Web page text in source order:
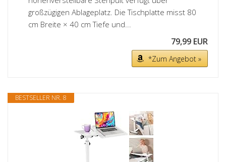
großzügigen Ablageplatz. Die Tischplatte misst 80
cm Breite × 40 cm Tiefe und...
79,99 EUR
*Zum Angebot »
BESTSELLER NR. 8